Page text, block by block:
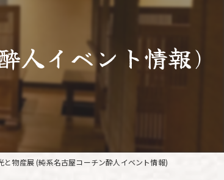
コース
ディナー
人イベント情報)
と物産展 (純系名古屋コーチン酔人イベント情報)